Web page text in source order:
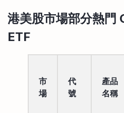
港美股市場部分熱門
ETF
市
場
代
號
產品
名稱